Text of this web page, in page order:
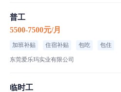
伙食标准
菜品特色
住宿标准
普工
5500-7500元/月
加班补贴 住宿补贴 包吃 包住
东莞爱乐玛实业有限公司
临时工